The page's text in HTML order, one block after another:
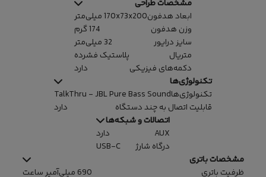
مشخصات طراحی
ابعاد هدفون170x73x200 میلی‌متر
وزن هدفون
174 گرم
سایز درایور
32 میلی‌متر
متریال
پلاستیک فشرده
دکمه‌های فیزیکی
دارد
تکنولوژی‌ها
تکنولوژی‌هاTalkThru - JBL Pure Bass Sound
قابلیت اتصال به چند دستگاه
دارد
اتصالات و شبکه‌ها
AUX
دارد
درگاه شارژ
USB-C
مشخصات باتری
ظرفیت باتری
690 میلی‌آمپر ساعت